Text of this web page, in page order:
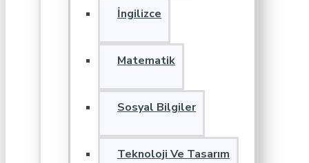
İngilizce
Matematik
Sosyal Bilgiler
Teknoloji Ve Tasarım